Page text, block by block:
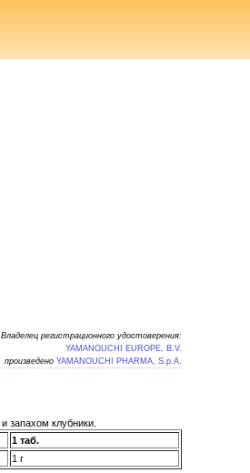
Владелец регистрационного удостоверения:
YAMANOUCHI EUROPE, B.V.
произведено YAMANOUCHI PHARMA, S.p.A.
запахом клубники.
1 таб.
1 г